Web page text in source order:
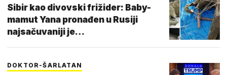
Sibir kao divovski frižider: Baby-
mamut Yana pronađen u Rusiji
najsačuvaniji je…
DOKTOR-ŠARLATAN